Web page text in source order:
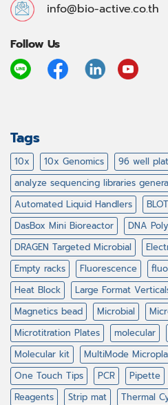
info@bio-active.co.th
Follow Us
Tags
10x 10x Genomics 96 well
analyze sequencing libraries
Automated Liquid Handlers
DasBox Mini Bioreactor
DNA
DRAGEN Targeted Microbial
Empty racks
Fluorescence
Heat Block
Large Format
Magnetics bead
Microbial
Microtitration Plates
molecular
Molecular kit
MultiMode
One Touch Tips
PCR Pipette
Reagents
Strip mat Thermal